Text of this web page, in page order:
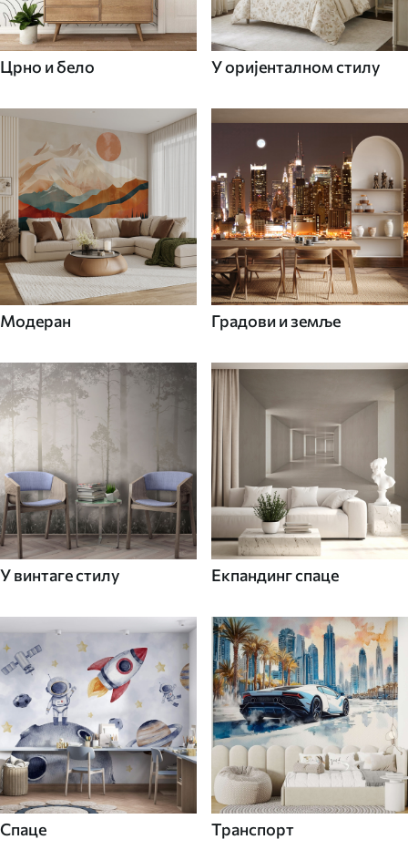
Црно и бело У оријенталном стилу
Модеран Градови и земље
У винтаге стилу Екпандинг спаце
Спаце Транспорт